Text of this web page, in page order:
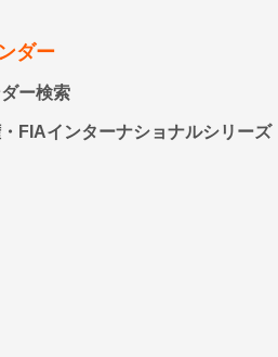
ダー
ー検索
FIAインターナショナルシリーズ